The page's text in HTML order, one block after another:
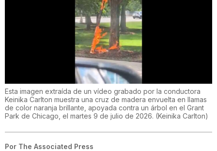
Esta imagen extraída de un vídeo grabado por la conductora
Keinika Carlton muestra una cruz de madera envuelta en llamas
de color naranja brillante, apoyada contra un árbol en el Grant
Park de Chicago, el martes 9 de julio de 2026. (Keinika Carlton)
Por The Associated Press